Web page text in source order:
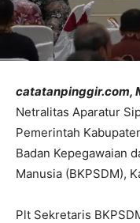
catatanpinggir.com,
Netralitas Aparatur
Pemerintah
Badan Kepegawaian
Manusia (BKPSDM),
Plt Sekretaris